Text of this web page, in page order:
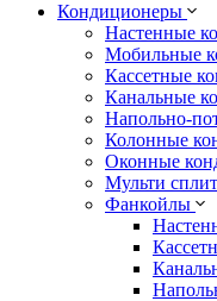
Кондиционеры
Настенные
Мобильные
Кассетные
Канальные
Напольно-
Колонные
Оконные
Мульти
Фанкойлы